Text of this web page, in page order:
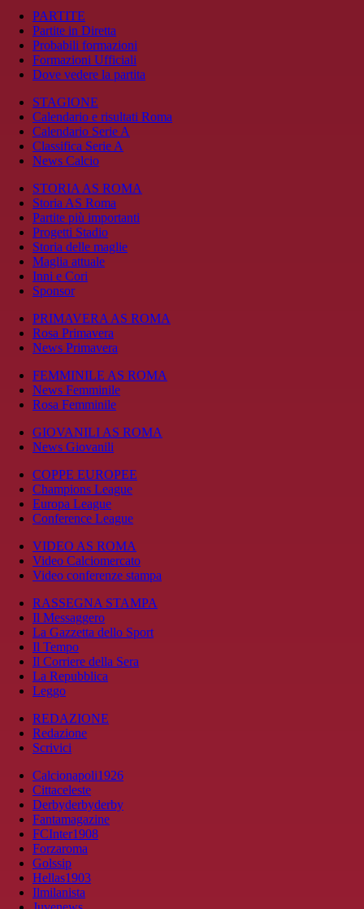
PARTITE
Partite in Diretta
Probabili formazioni
Formazioni Ufficiali
Dove vedere la partita
STAGIONE
Calendario e risultati Roma
Calendario Serie A
Classifica Serie A
News Calcio
STORIA AS ROMA
Storia AS Roma
Partite più importanti
Progetti Stadio
Storia delle maglie
Maglia attuale
Inni e Cori
Sponsor
PRIMAVERA AS ROMA
Rosa Primavera
News Primavera
FEMMINILE AS ROMA
News Femminile
Rosa Femminile
GIOVANILI AS ROMA
News Giovanili
COPPE EUROPEE
Champions League
Europa League
Conference League
VIDEO AS ROMA
Video Calciomercato
Video conferenze stampa
RASSEGNA STAMPA
Il Messaggero
La Gazzetta dello Sport
Il Tempo
Il Corriere della Sera
La Repubblica
Leggo
REDAZIONE
Redazione
Scrivici
Calcionapoli1926
Cittaceleste
Derbyderbyderby
Fantamagazine
FCInter1908
Forzaroma
Golssip
Hellas1903
Ilmilanista